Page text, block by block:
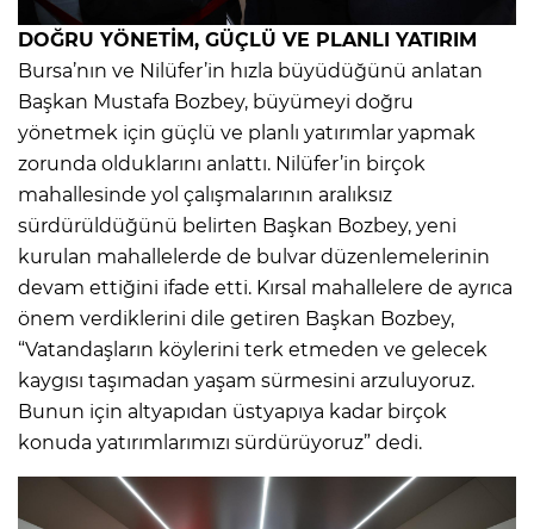
DOĞRU YÖNETİM, GÜÇLÜ VE PLANLI YATIRIM
Bursa’nın ve Nilüfer’in hızla büyüdüğünü anlatan
Başkan Mustafa Bozbey, büyümeyi doğru
yönetmek için güçlü ve planlı yatırımlar yapmak
zorunda olduklarını anlattı. Nilüfer’in birçok
mahallesinde yol çalışmalarının aralıksız
sürdürüldüğünü belirten Başkan Bozbey, yeni
kurulan mahallelerde de bulvar düzenlemelerinin
devam ettiğini ifade etti. Kırsal mahallelere de ayrıca
önem verdiklerini dile getiren Başkan Bozbey,
“Vatandaşların köylerini terk etmeden ve gelecek
kaygısı taşımadan yaşam sürmesini arzuluyoruz.
Bunun için altyapıdan üstyapıya kadar birçok
konuda yatırımlarımızı sürdürüyoruz” dedi.